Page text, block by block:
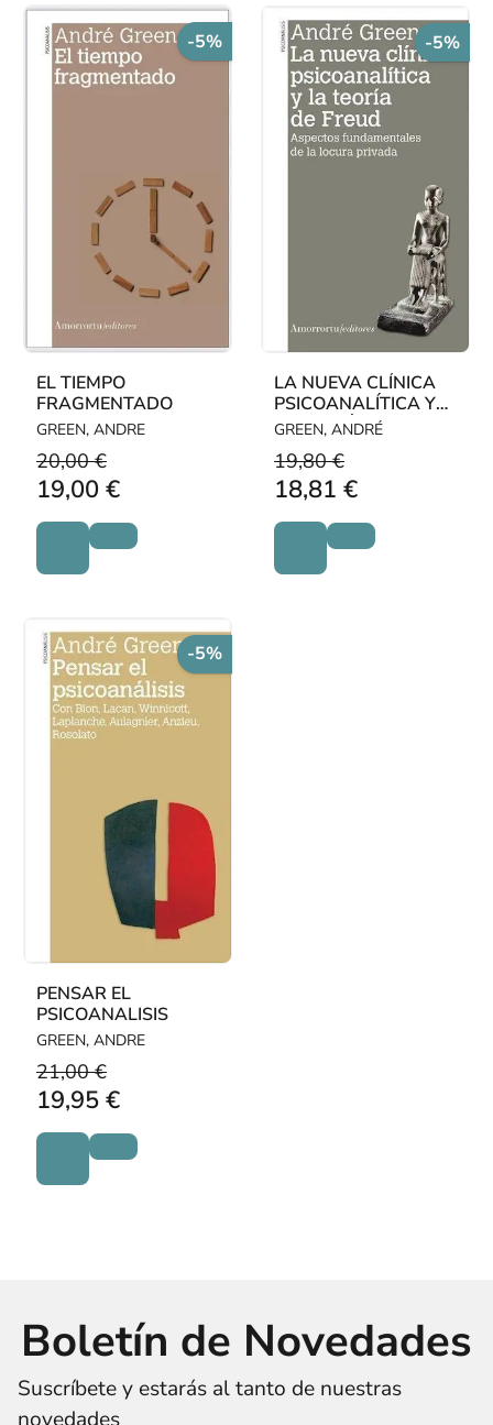
-5%
EL TIEMPO
FRAGMENTADO
GREEN, ANDRE
20,00 €
19,00 €
-5%
LA NUEVA CLÍNICA
PSICOANALÍTICA Y
LA TEORÍA DE FREUD
GREEN, ANDRÉ
19,80 €
18,81 €
-5%
PENSAR EL
PSICOANALISIS
GREEN, ANDRE
21,00 €
19,95 €
Boletín de Novedades
Suscríbete y estarás al tanto de nuestras